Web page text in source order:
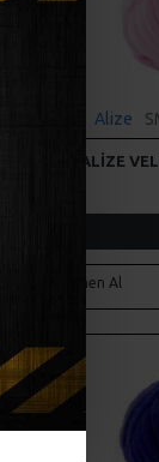
Alize
ALIZE
Hemen Al